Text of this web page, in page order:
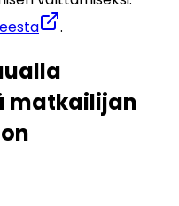
.
matkailijan